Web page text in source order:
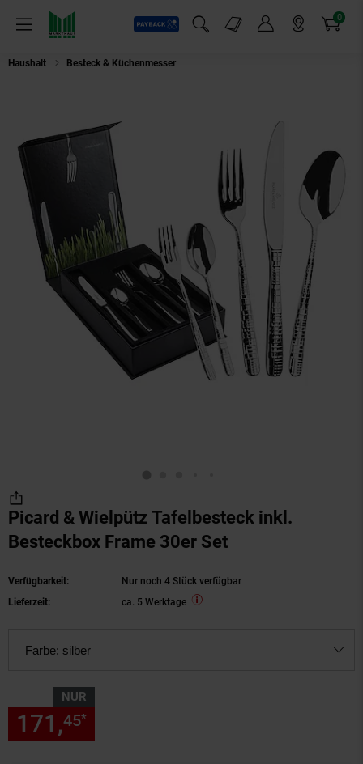
Menü
Payback
Suchfeld einblenden
Markt-Angebote 0
Artikel
Haushalt Besteck & Küchenmesser
Picard & Wielpütz Tafelbesteck inkl.
Besteckbox Frame 30er Set
Verfügbarkeit:
Nur noch 4 Stück verfügbar
Lieferzeit:
ca. 5 Werktage
Farbe: silber
NUR
171,45*